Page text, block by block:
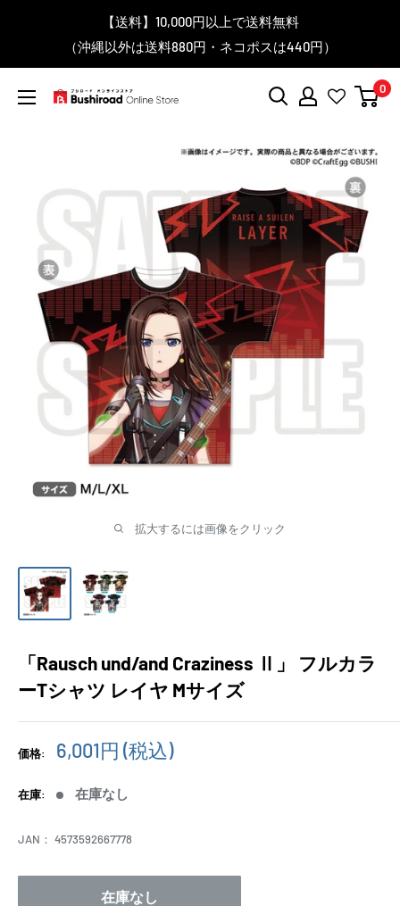
▼送料をおトクにお買物する方法をご紹介♪
【こちらをクリック】
【送料】10,000円以上で送料無料
（沖縄以外は送料880円・ネコポスは440円）
＼予約受付中！／
BanG Dream! ちゃむりぃ みに Ave Mujica 鮮美透涼 ver.販売
中！
▼「作品・ブランドから探す」で
欲しい商品を手に入れよう！
▼スムーズに商品を探すなら、
「カテゴリーから探す」を活用しよう！
▼お気に入り登録機能を活用しよう♪
【こちらをクリック】
ブ
ラ
イ
ン
ス
ト
0
拡大するには画像をクリック
「Rausch und/and Craziness Ⅱ」 フルカラ
ーTシャツ レイヤ Mサイズ
価格:
販
価
6,001円 (税込)
在庫: 在庫なし
JAN： 4573592667778
在庫なし